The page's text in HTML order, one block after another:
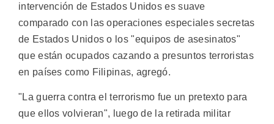
intervención de Estados Unidos es suave
comparado con las operaciones especiales secretas
de Estados Unidos o los "equipos de asesinatos"
que están ocupados cazando a presuntos terroristas
en países como Filipinas, agregó.
"La guerra contra el terrorismo fue un pretexto para
que ellos volvieran", luego de la retirada militar